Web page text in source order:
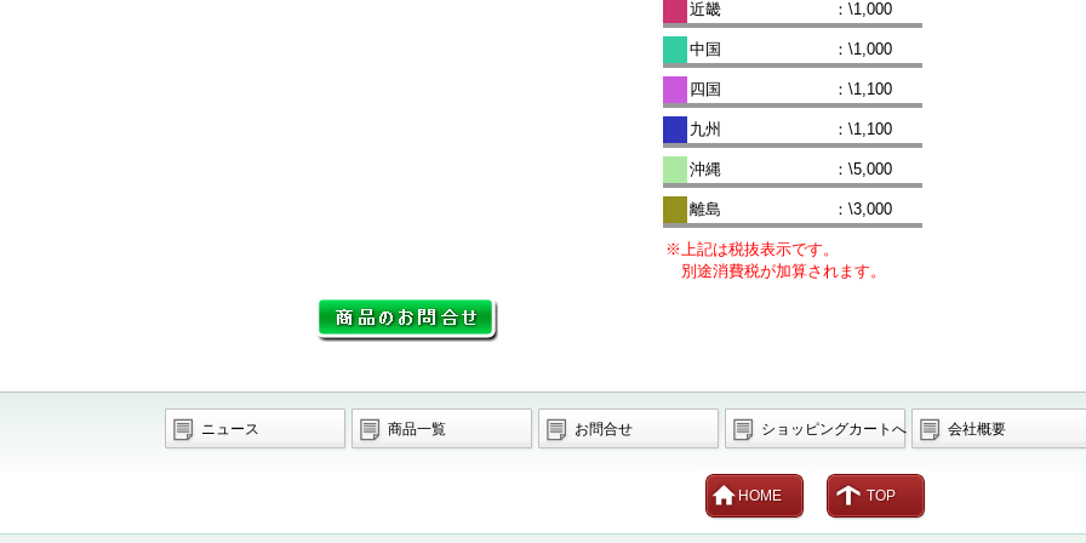
近畿 ：\1,000
中国 ：\1,000
四国 ：\1,100
九州 ：\1,100
沖縄 ：\5,000
離島 ：\3,000
※上記は税抜表示です。
別途消費税が加算されます。
ニュース 商品一覧 お問合せ ショッピングカートへ 会社概要
HOME TOP